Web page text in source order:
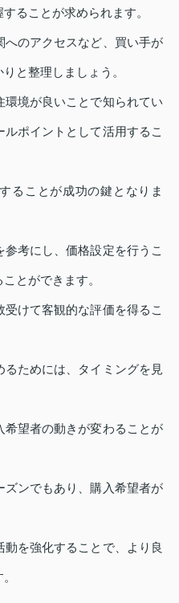
ることが求められます。
のアクセスなど、買い手が
と整理しましょう。
境が良いことで知られてい
ポイントとして活用するこ
ることが成功の鍵となりま
考にし、価格設定を行うこ
とができます。
けて客観的な評価を得るこ
ためには、タイミングを見
望者の動きが変わることが
ンでもあり、購入希望者が
を強化することで、より良